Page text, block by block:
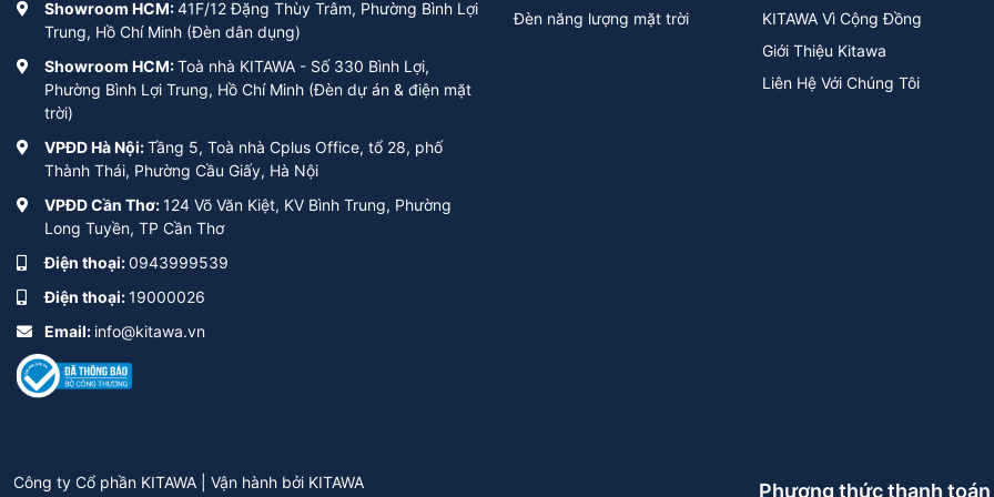
Showroom HCM:41F/12 Đặng Thùy Trâm, Phường Bình Lợi
Trung, Hồ Chí Minh (Đèn dân dụng)
Showroom HCM:Toà nhà KITAWA - Số 330 Bình Lợi,
Phường Bình Lợi Trung, Hồ Chí Minh (Đèn dự án & điện mặt
trời)
VPĐD Hà Nội:Tầng 5, Toà nhà Cplus Office, tổ 28, phố
Thành Thái, Phường Cầu Giấy, Hà Nội
VPĐD Cần Thơ:124 Võ Văn Kiệt, KV Bình Trung, Phường
Long Tuyền, TP Cần Thơ
Điện thoại:0943999539
Điện thoại:19000026
Email: info@kitawa.vn
Đèn năng lượng mặt trời
KITAWA Vì Cộng Đồng
Giới Thiệu Kitawa
Liên Hệ Với Chúng Tôi
Công ty Cổ phần KITAWA | Vận hành bởi KITAWA Phương thức thanh toán